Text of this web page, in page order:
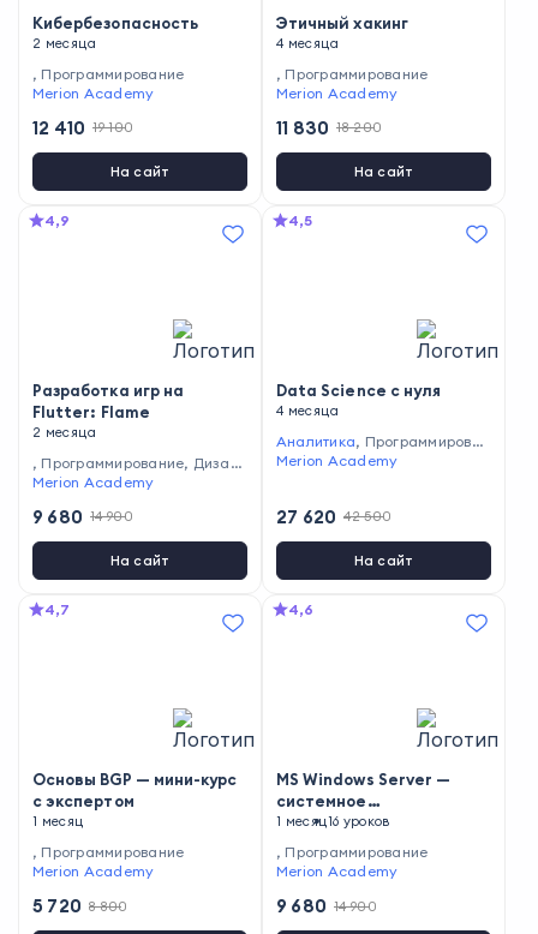
Кибербезопасность
2 месяца
, Программирование
Merion Academy
12 410 19 100
На сайт
Этичный хакинг
4 месяца
, Программирование
Merion Academy
11 830 18 200
На сайт
4,9
Разработка игр на
Flutter: Flame
2 месяца
, Программирование, Дизай
н,Игры
Merion Academy
9 680 14 900
На сайт
4,5
Data Science с нуля
4 месяца
Аналитика, Программирован
ие
Merion Academy
27 620 42 500
На сайт
4,7
Основы BGP — мини-курс
с экспертом
1 месяц
, Программирование
Merion Academy
5 720 8 800
4,6
MS Windows Server —
системное
администрирование
1 месяц16 уроков
, Программирование
Merion Academy
9 680 14 900